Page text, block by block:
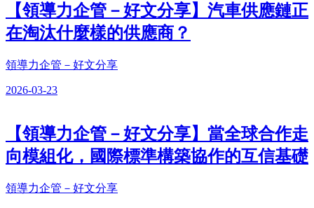
【領導力企管－好文分享】汽車供應鏈正
在淘汰什麼樣的供應商？
領導力企管－好文分享
2026-03-23
【領導力企管－好文分享】當全球合作走
向模組化，國際標準構築協作的互信基礎
領導力企管－好文分享